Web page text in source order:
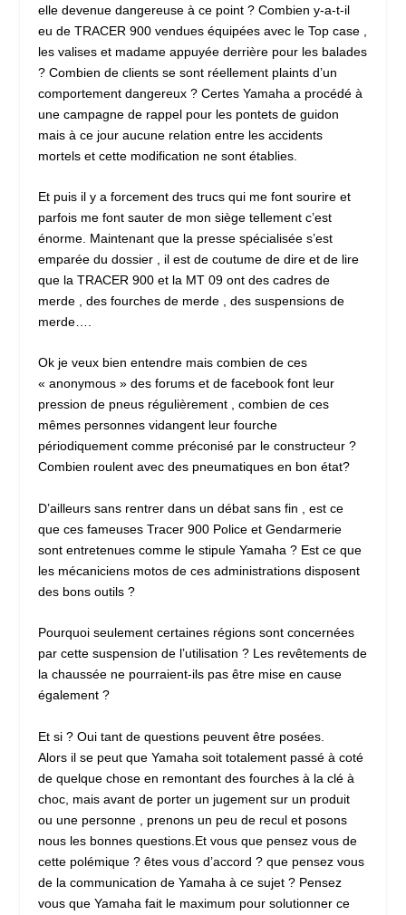
elle devenue dangereuse à ce point ? Combien y-a-t-il
eu de TRACER 900 vendues équipées avec le Top case ,
les valises et madame appuyée derrière pour les balades
? Combien de clients se sont réellement plaints d’un
comportement dangereux ? Certes Yamaha a procédé à
une campagne de rappel pour les pontets de guidon
mais à ce jour aucune relation entre les accidents
mortels et cette modification ne sont établies.
Et puis il y a forcement des trucs qui me font sourire et
parfois me font sauter de mon siège tellement c’est
énorme. Maintenant que la presse spécialisée s’est
emparée du dossier , il est de coutume de dire et de lire
que la TRACER 900 et la MT 09 ont des cadres de
merde , des fourches de merde , des suspensions de
merde….
Ok je veux bien entendre mais combien de ces
« anonymous » des forums et de facebook font leur
pression de pneus régulièrement , combien de ces
mêmes personnes vidangent leur fourche
périodiquement comme préconisé par le constructeur ?
Combien roulent avec des pneumatiques en bon état?
D’ailleurs sans rentrer dans un débat sans fin , est ce
que ces fameuses Tracer 900 Police et Gendarmerie
sont entretenues comme le stipule Yamaha ? Est ce que
les mécaniciens motos de ces administrations disposent
des bons outils ?
Pourquoi seulement certaines régions sont concernées
par cette suspension de l’utilisation ? Les revêtements de
la chaussée ne pourraient-ils pas être mise en cause
également ?
Et si ? Oui tant de questions peuvent être posées.
Alors il se peut que Yamaha soit totalement passé à coté
de quelque chose en remontant des fourches à la clé à
choc, mais avant de porter un jugement sur un produit
ou une personne , prenons un peu de recul et posons
nous les bonnes questions.Et vous que pensez vous de
cette polémique ? êtes vous d’accord ? que pensez vous
de la communication de Yamaha à ce sujet ? Pensez
vous que Yamaha fait le maximum pour solutionner ce